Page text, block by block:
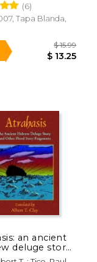
(6)
Tapa Blanda,
an ancient
deluge story